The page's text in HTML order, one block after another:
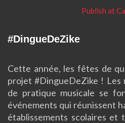
Publish at
#DingueDeZike
Cette année, les fêtes de
projet #DingueDeZike !
de pratique musicale se
événements qui réunissent
établissements scolaires et